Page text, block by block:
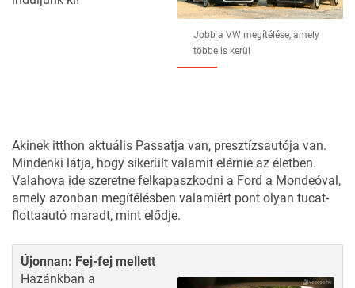
Jobb a VW megítélése, amely
többe is kerül
Akinek itthon aktuális Passatja van, presztízsautója van.
Mindenki látja, hogy sikerült valamit elérnie az életben.
Valahova ide szeretne felkapaszkodni a Ford a Mondeóval,
amely azonban megítélésben valamiért pont olyan tucat-
flottaautó maradt, mint elődje.
Újonnan: Fej-fej mellett
Hazánkban a